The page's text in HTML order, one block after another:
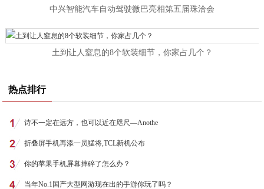
中兴智能汽车自动驾驶微巴亮相第五届珠洽会
土到让人窒息的8个软装细节，你家占几个？
热点排行
诗不一定在远方，也可以近在咫尺—Anothe
折叠屏手机再添一员猛将,TCL新机公布
你的苹果手机屏幕摔碎了怎么办？
当年No.1国产大型网游现在出的手游你玩了吗？